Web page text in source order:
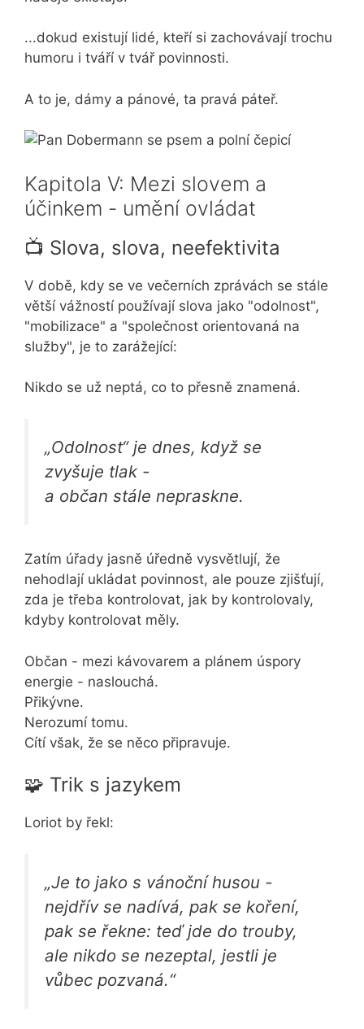
...dokud existují lidé, kteří si zachovávají trochu
humoru i tváří v tvář povinnosti.
A to je, dámy a pánové, ta pravá páteř.
Kapitola V: Mezi slovem a
účinkem - umění ovládat
📺 Slova, slova, neefektivita
V době, kdy se ve večerních zprávách se stále
větší vážností používají slova jako "odolnost",
"mobilizace" a "společnost orientovaná na
služby", je to zarážející:
Nikdo se už neptá, co to přesně znamená.
„Odolnost“ je dnes, když se
zvyšuje tlak -
a občan stále nepraskne.
Zatím úřady jasně úředně vysvětlují, že
nehodlají ukládat povinnost, ale pouze zjišťují,
zda je třeba kontrolovat, jak by kontrolovaly,
kdyby kontrolovat měly.
Občan - mezi kávovarem a plánem úspory
energie - naslouchá.
Přikývne.
Nerozumí tomu.
Cítí však, že se něco připravuje.
🧩 Trik s jazykem
Loriot by řekl:
„Je to jako s vánoční husou -
nejdřív se nadívá, pak se koření,
pak se řekne: teď jde do trouby,
ale nikdo se nezeptal, jestli je
vůbec pozvaná.“